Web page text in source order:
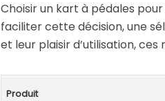
Choisir un kart à pédales
faciliter cette décision, une
et leur plaisir d’utilisation,
Produit